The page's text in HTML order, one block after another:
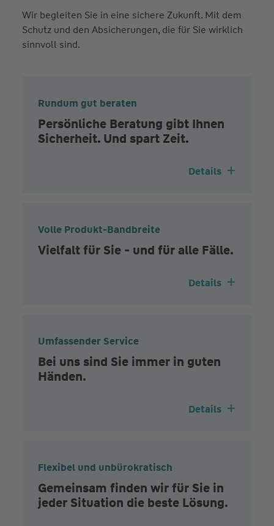
Wir begleiten Sie in eine sichere Zukunft. Mit dem
Schutz und den Absicherungen, die für Sie wirklich
sinnvoll sind.
Rundum gut beraten
Persönliche Beratung gibt Ihnen
Sicherheit. Und spart Zeit.
Details
Volle Produkt-Bandbreite
Vielfalt für Sie - und für alle Fälle.
Details
Umfassender Service
Bei uns sind Sie immer in guten
Händen.
Details
Flexibel und unbürokratisch
Gemeinsam finden wir für Sie in
jeder Situation die beste Lösung.